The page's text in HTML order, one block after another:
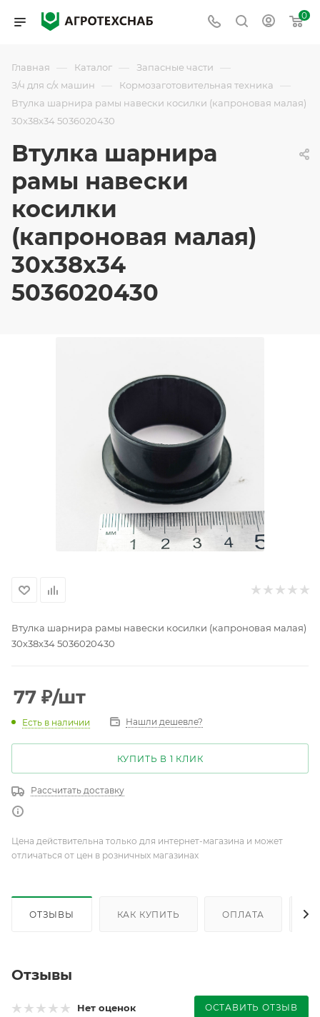
0
Главная — Каталог — Запасные части —
З/ч для с/х машин — Кормозаготовительная техника —
Втулка шарнира рамы навески косилки (капроновая малая)
30х38х34 5036020430
Втулка шарнира
рамы навески
косилки
(капроновая малая)
30х38х34
5036020430
Втулка шарнира рамы навески косилки (капроновая малая)
30х38х34 5036020430
77 ₽/шт
Есть в наличии Нашли дешевле?
КУПИТЬ В 1 КЛИК
Рассчитать доставку
Цена действительна только для интернет-магазина и может
отличаться от цен в розничных магазинах
ОТЗЫВЫ КАК КУПИТЬ ОПЛАТА
Отзывы
Нет оценок ОСТАВИТЬ ОТЗЫВ